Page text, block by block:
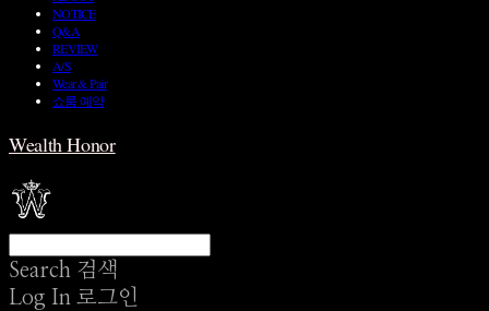
NOTICE
Q&A
REVIEW
A/S
Wear & Pair
쇼룸 예약
Wealth Honor
Search 검색
Log In 로그인